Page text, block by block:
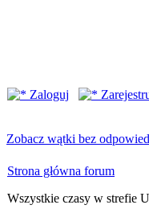
Zaloguj
Zobacz wątki bez
Strona główna forum
Wszystkie czasy w strefie